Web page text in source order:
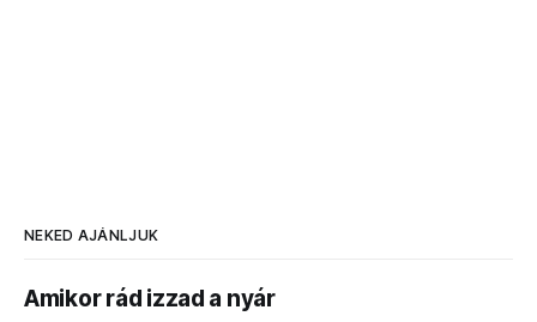
NEKED AJÁNLJUK
Amikor rád izzad a nyár